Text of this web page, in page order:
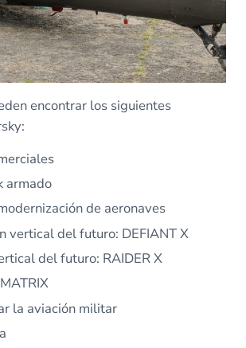
encontrar los siguientes
armado
de aeronaves
vertical del futuro: DEFIANT X
del futuro: RAIDER X
la aviación militar